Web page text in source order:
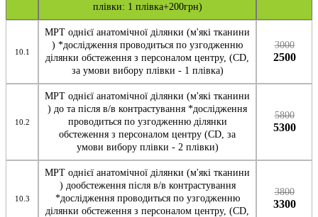
плівки: 1 плівка+200грн)
10.1
МРТ однієї анатомічної ділянки (м'які тканини
) *дослідження проводиться по узгодженню
ділянки обстеження з персоналом центру, (CD,
за умови вибору плівки - 1 плівка)
3000
2500
10.2
МРТ однієї анатомічної ділянки (м'які тканини
) до та після в/в контрастування *дослідження
проводиться по узгодженню ділянки
обстеження з персоналом центру (CD, за
умови вибору плівки - 2 плівки)
5800
5300
10.3
МРТ однієї анатомічної ділянки (м'які тканини
) дообстеження після в/в контрастування
*дослідження проводиться по узгодженню
ділянки обстеження з персоналом центру, (CD,
3800
3300